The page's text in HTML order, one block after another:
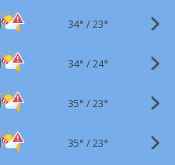
34° /23°
34° /24°
35° /23°
35° /23°